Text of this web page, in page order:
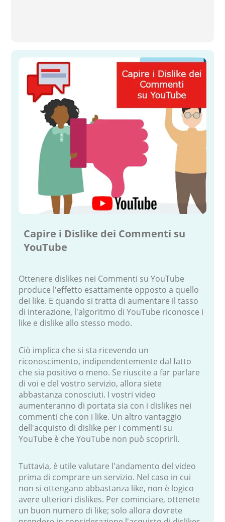
Capire i Dislike dei Commenti su
YouTube
Ottenere dislikes nei Commenti su YouTube
produce l'effetto esattamente opposto a quello
dei like. E quando si tratta di aumentare il tasso
di interazione, l'algoritmo di YouTube riconosce i
like e dislike allo stesso modo.
Ciò implica che si sta ricevendo un
riconoscimento, indipendentemente dal fatto
che sia positivo o meno. Se riuscite a far parlare
di voi e del vostro servizio, allora siete
abbastanza conosciuti. I vostri video
aumenteranno di portata sia con i dislikes nei
commenti che con i like. Un altro vantaggio
dell'acquisto di dislike per i commenti su
YouTube è che YouTube non può scoprirli.
Tuttavia, è utile valutare l'andamento del video
prima di comprare un servizio. Nel caso in cui
non si ottengano abbastanza like, non è logico
avere ulteriori dislikes. Per cominciare, ottenete
un buon numero di like; solo allora dovrete